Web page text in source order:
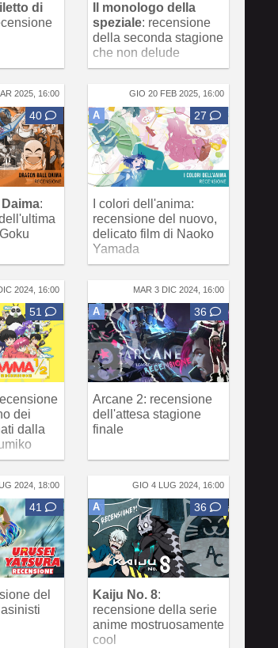
di
Il monologo della
speziale: recensione
della seconda stagione
che non delude
2025, 16:00
40
:
GIO 20 FEB 2025, 16:00
A 27
I colori dell'anima:
recensione del nuovo,
delicato film di Naoko
Yamada
2024, 16:00
51
dei
dalla
MAR 3 DIC 2024, 16:00
A 36
Arcane 2: recensione
dell'attesa stagione
finale
2024, 18:00
41
del
GIO 4 LUG 2024, 16:00
A 36
Kaiju No. 8:
recensione della serie
anime mostruosamente
cool